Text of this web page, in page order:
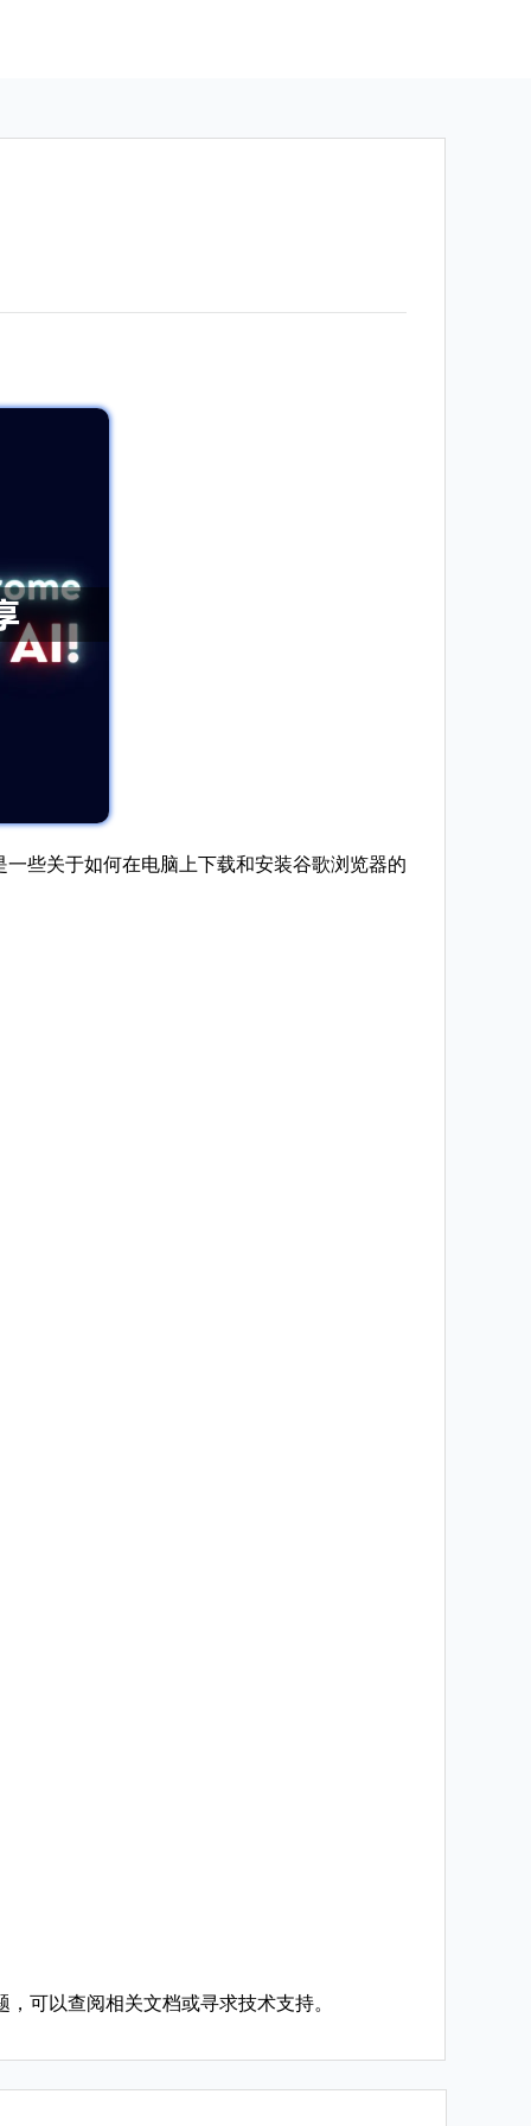
些关于如何在电脑上下载和安装谷歌浏览器的
可以查阅相关文档或寻求技术支持。